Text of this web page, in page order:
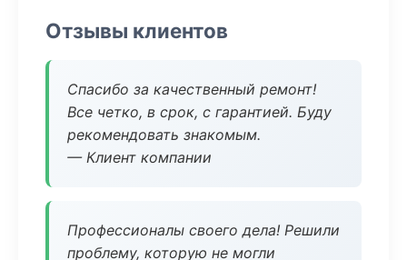
Отзывы клиентов
Спасибо за качественный ремонт!
Все четко, в срок, с гарантией. Буду
рекомендовать знакомым.
— Клиент компании
Профессионалы своего дела! Решили
проблему, которую не могли